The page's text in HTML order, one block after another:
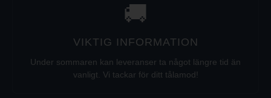
🚚
VIKTIG INFORMATION
Under sommaren kan leveranser ta något längre tid än
vanligt. Vi tackar för ditt tålamod!